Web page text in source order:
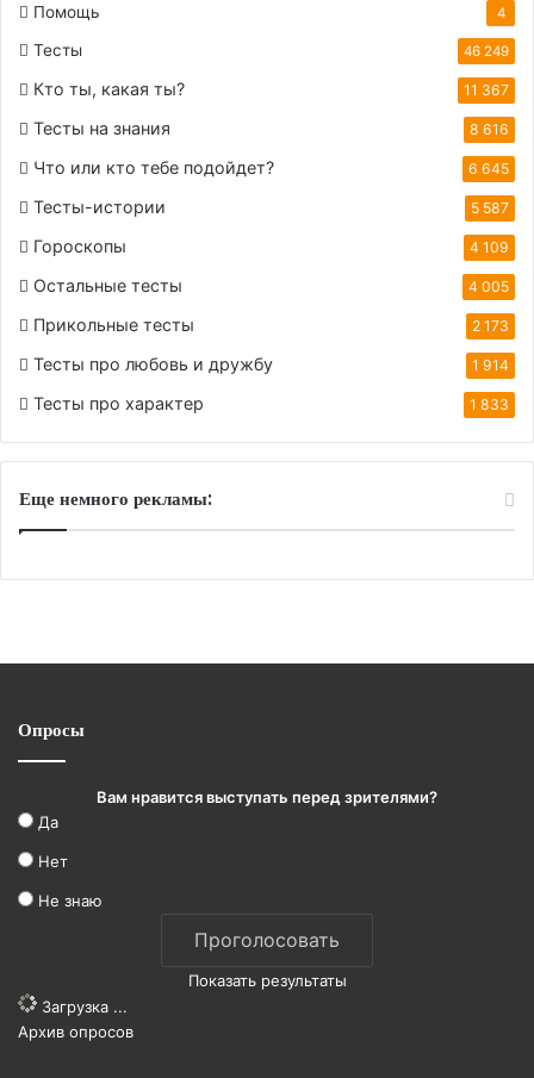
Помощь 4
Тесты 46 249
Кто ты, какая ты? 11 367
Тесты на знания 8 616
Что или кто тебе подойдет? 6 645
Тесты-истории 5 587
Гороскопы 4 109
Остальные тесты 4 005
Прикольные тесты 2 173
Тесты про любовь и дружбу 1 914
Тесты про характер 1 833
Еще немного рекламы:
Опросы
Вам нравится выступать перед зрителями?
Да
Нет
Не знаю
Показать результаты
Загрузка ...
Архив опросов